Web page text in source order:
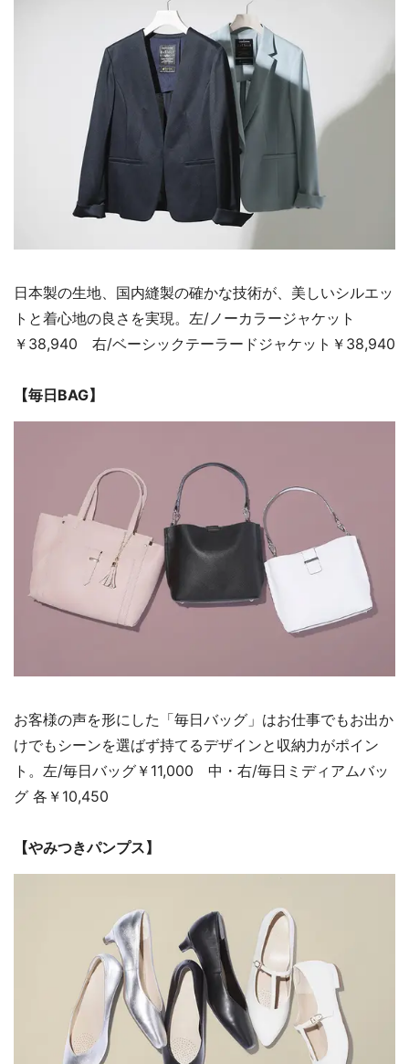
日本製の生地、国内縫製の確かな技術が、美しいシルエッ
トと着心地の良さを実現。左/ノーカラージャケット
￥38,940 右/ベーシックテーラードジャケット￥38,940
【毎日BAG】
お客様の声を形にした「毎日バッグ」はお仕事でもお出か
けでもシーンを選ばず持てるデザインと収納力がポイン
ト。左/毎日バッグ￥11,000 中・右/毎日ミディアムバッ
グ 各￥10,450
【やみつきパンプス】